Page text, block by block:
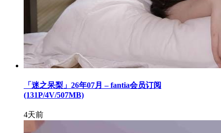
「迷之呆梨」26年07月 – fantia会员订阅
(131P/4V/507MB)
4天前